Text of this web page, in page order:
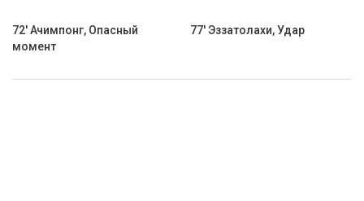
72' Ачимпонг, Опасный
момент
77' Эззатолахи, Удар